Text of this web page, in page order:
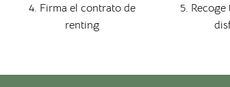
4. Firma el contrato de
renting
5. Recoge